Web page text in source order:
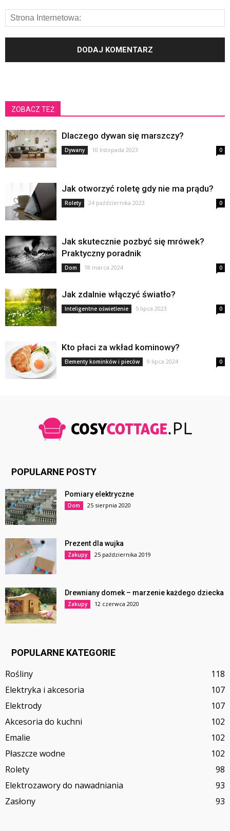
ZOBACZ TEŻ
Dlaczego dywan się marszczy?
Dywany 10 listopada 2023 0
Jak otworzyć roletę gdy nie ma prądu?
Rolety 24 października 2023 0
Jak skutecznie pozbyć się mrówek?
Praktyczny poradnik
Dom 18 marca 2024 0
Jak zdalnie włączyć światło?
Inteligentne oświetlenie 5 lipca 2023 0
Kto płaci za wkład kominowy?
Elementy kominków i pieców 9 lipca 2024 0
POPULARNE POSTY
Pomiary elektryczne
Dom 25 sierpnia 2020
Prezent dla wujka
Zakupy 25 października 2019
Drewniany domek – marzenie każdego dziecka
Zakupy 12 czerwca 2020
POPULARNE KATEGORIE
Rośliny
118
Elektryka i akcesoria
107
Elektrody
107
Akcesoria do kuchni
102
Emalie
102
Płaszcze wodne
102
Rolety
98
Elektrozawory do nawadniania
93
Zasłony
93